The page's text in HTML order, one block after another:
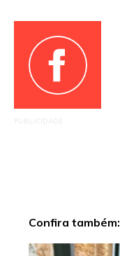
PUBLICIDADE
Confira também: